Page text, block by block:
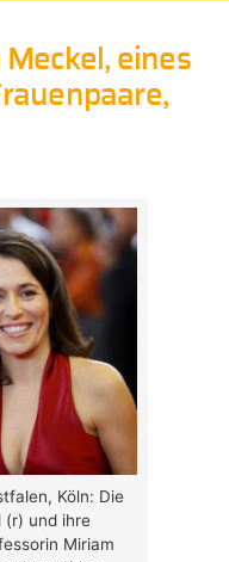
eines
Köln: Die
(r) und ihre
Miriam